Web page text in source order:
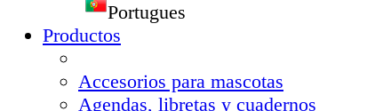
Portugues
Productos
Accesorios para mascotas
Agendas, libretas y cuadernos